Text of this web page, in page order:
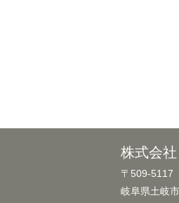
株式会
〒509-5117
岐阜県土岐